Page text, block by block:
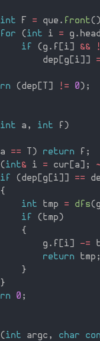
int F = que . front()
for
(int i = g . head
if
(g . f [i] && !
dep
[g [i] ] =
(dep [ T ] != 0) ;
int a , int f )
a == T ) return f ;
(int& i = cur [a] ; ~
if
(dep [g [i] ] ==
{
int tmp = dfs(g
if
(tmp)
{
g
. f [i] -=
return tmp ;
}
}
0 ;
(int argc , char